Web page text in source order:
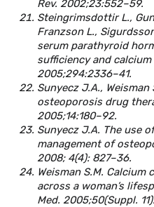
Rev. 2002;23:552–59.
Steingrimsdottir L.,
Franzson L.,
serum parathyroid
sufficiency and calcium
2005;294:2336–41.
Sunyecz J.A.,
osteoporosis drug
2005;14:180–92.
Sunyecz J.A. The use
management of
2008; 4(4): 827–36.
Weisman S.M.
across a woman’s
Med. 2005;50(Suppl.